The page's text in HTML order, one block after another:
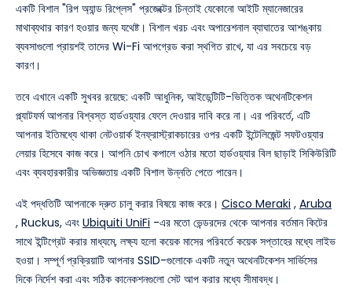
একটি বিশাল "রিপ অ্যান্ড রিপ্লেস" প্রজেক্টের চিন্তাই যেকোনো আইটি ম্যানেজারের
মাথাব্যথার কারণ হওয়ার জন্য যথেষ্ট। বিশাল খরচ এবং অপারেশনাল ব্যাঘাতের আশঙ্কায়
ব্যবসাগুলো প্রায়শই তাদের Wi-Fi আপগ্রেড করা স্থগিত রাখে, যা এর সবচেয়ে বড়
কারণ।
তবে এখানে একটি সুখবর রয়েছে: একটি আধুনিক, আইডেন্টিটি-ভিত্তিক অথেনটিকেশন
প্ল্যাটফর্ম আপনার বিশ্বস্ত হার্ডওয়্যার ফেলে দেওয়ার দাবি করে না। এর পরিবর্তে, এটি
আপনার ইতিমধ্যে থাকা নেটওয়ার্ক ইনফ্রাস্ট্রাকচারের ওপর একটি ইন্টেলিজেন্ট সফটওয়্যার
লেয়ার হিসেবে কাজ করে। আপনি চোখ কপালে ওঠার মতো হার্ডওয়্যার বিল ছাড়াই সিকিউরিটি
এবং ব্যবহারকারীর অভিজ্ঞতায় একটি বিশাল উন্নতি পেতে পারেন।
এই পদ্ধতিটি আপনাকে দ্রুত চালু করার বিষয়ে কাজ করে। Cisco Meraki , Aruba
, Ruckus, এবং Ubiquiti UniFi -এর মতো ভেন্ডরদের থেকে আপনার বর্তমান কিটের
সাথে ইন্টিগ্রেট করার মাধ্যমে, লক্ষ্য হলো কয়েক মাসের পরিবর্তে কয়েক সপ্তাহের মধ্যে লাইভ
হওয়া। সম্পূর্ণ প্রক্রিয়াটি আপনার SSID-গুলোকে একটি নতুন অথেনটিকেশন সার্ভিসের
দিকে নির্দেশ করা এবং সঠিক কানেকশনগুলো সেট আপ করার মধ্যে সীমাবদ্ধ।